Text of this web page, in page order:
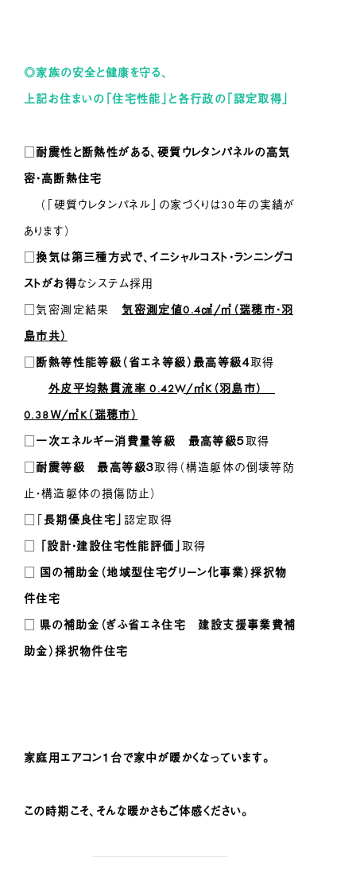
◎家族の安全と健康を守る、
上記お住まいの「住宅性能」と各行政の「認定取得」
□耐震性と断熱性がある、硬質ウレタンパネルの高気
密・高断熱住宅
（「硬質ウレタンパネル」の家づくりは30年の実績が
あります）
□換気は第三種方式で、イニシャルコスト・ランニングコ
ストがお得なシステム採用
□気密測定結果気密測定値0.4㎠/㎡（瑞穂市・羽
島市共）
□ 断熱等性能等級（省エネ等級）最高等級４取得
外皮平均熱貫流率 0.42W/㎡K（羽島市）
0.38Ｗ/㎡K（瑞穂市）
□ 一次エネルギー消費量等級 最高等級５取得
□耐震等級 最高等級３取得（構造躯体の倒壊等防
止・構造躯体の損傷防止）
□「長期優良住宅」 認定取得
□
「設計・建設住宅性能評価」取得
□ 国の補助金（地域型住宅グリーン化事業）採択物
件住宅
□ 県の補助金（ぎふ省エネ住宅 建設支援事業費補
助金）採択物件住宅
家庭用エアコン１台で家中が暖かくなっています。
この時期こそ、そんな暖かさもご体感ください。